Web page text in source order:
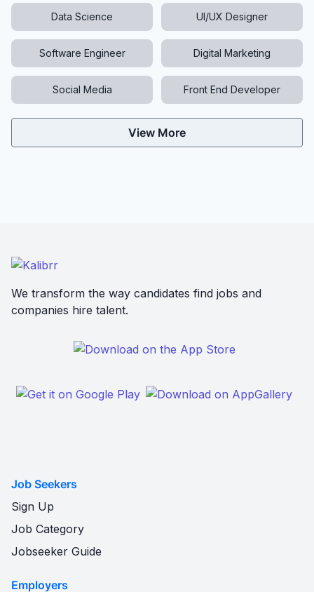
Data Science UI/UX Designer
Software Engineer Digital Marketing
Social Media Front End Developer
View More
We transform the way candidates find jobs and
companies hire talent.
Job Seekers
Sign Up
Job Category
Jobseeker Guide
Employers